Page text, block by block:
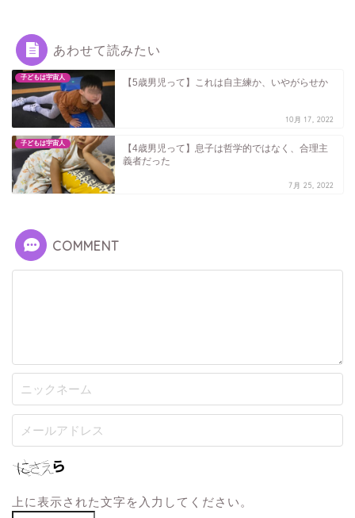
あわせて読みたい
子どもは宇宙人 【5歳男児って】これは自主練か、いやがらせか
10月 17, 2022
子どもは宇宙人
【4歳男児って】息子は哲学的ではなく、合理主
義者だった
7月 25, 2022
COMMENT
上に表示された文字を入力してください。